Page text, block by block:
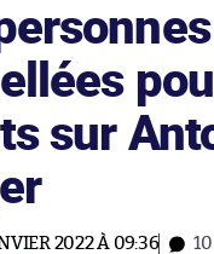
sur
2022 À 09:36 10